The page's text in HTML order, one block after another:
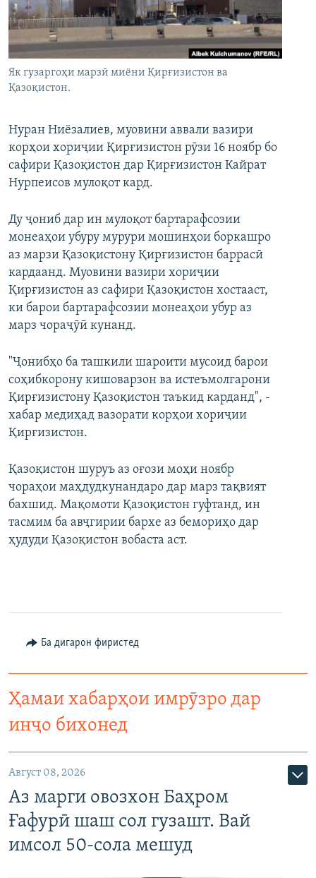
ГУЗОРИШҲОИ РАДИОӢ
Русский
Ҳамаи сомонаҳои RFE/RL
Як гузаргоҳи марзӣ миёни Қирғизистон ва
Қазоқистон.
Нуран Ниёзалиев, муовини аввали вазири
корҳои хориҷии Қирғизистон рӯзи 16 ноябр бо
сафири Қазоқистон дар Қирғизистон Кайрат
Нурпеисов мулоқот кард.
Ду ҷониб дар ин мулоқот бартарафсозии
монеаҳои убуру мурури мошинҳои боркашро
аз марзи Қазоқистону Қирғизистон баррасӣ
кардаанд. Муовини вазири хориҷии
Қирғизистон аз сафири Қазоқистон хостааст,
ки барои бартарафсозии монеаҳои убур аз
марз чораҷӯӣ кунанд.
"Ҷонибҳо ба ташкили шароити мусоид барои
соҳибкорону кишоварзон ва истеъмолгарони
Қирғизистону Қазоқистон таъкид карданд", -
хабар медиҳад вазорати корҳои хориҷии
Қирғизистон.
Қазоқистон шуруъ аз оғози моҳи ноябр
чораҳои маҳдудкунандаро дар марз тақвият
бахшид. Мақомоти Қазоқистон гуфтанд, ин
тасмим ба авҷгирии бархе аз бемориҳо дар
ҳудуди Қазоқистон вобаста аст.
Ба дигарон фиристед
Ҳамаи хабарҳои имрӯзро дар
инҷо бихонед
Август 08, 2026
Аз марги овозхон Баҳром
Ғафурӣ шаш сол гузашт. Вай
имсол 50-сола мешуд